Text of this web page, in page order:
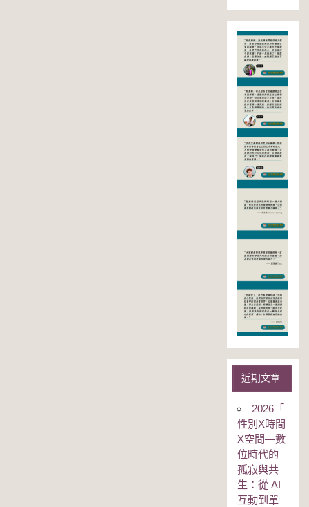
近期文章
2026「
性別Χ時間
Χ空間—數
位時代的
孤寂與共
生：從 AI
互動到單